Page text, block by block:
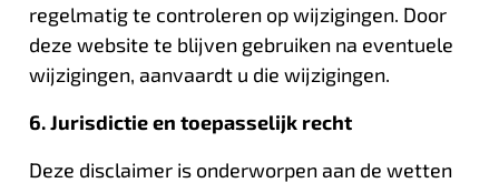
regelmatig te controleren op wijzigingen. Door
deze website te blijven gebruiken na eventuele
wijzigingen, aanvaardt u die wijzigingen.
6. Jurisdictie en toepasselijk recht
Deze disclaimer is onderworpen aan de wetten